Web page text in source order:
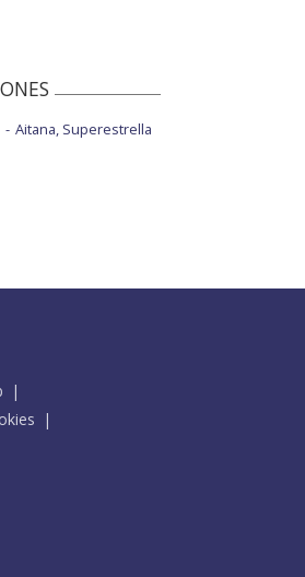
Aitana, Superestrella